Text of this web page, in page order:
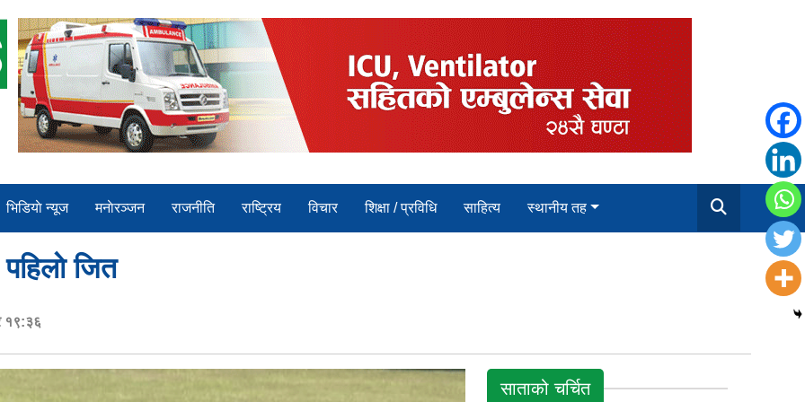
भिडियाे न्यूज मनाेरञ्जन राजनीति राष्ट्रिय विचार शिक्षा / प्रविधि साहित्य स्थानीय तह
जित
१९:३६
साताको चर्चित